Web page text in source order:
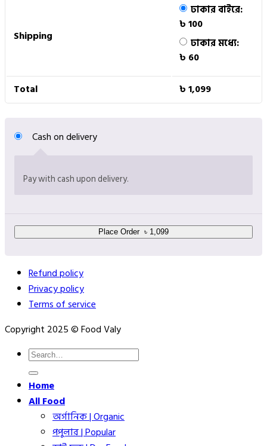
Shipping
ঢাকার বাইরে:
৳100
ঢাকার মধ্যে:
৳ 60
Total ৳1,099
Cash on delivery
Pay with cash upon delivery.
Place Order ৳ 1,099
Refund policy
Privacy policy
Terms of service
Copyright 2025 © Food Valy
Search
for:
Home
All Food
অর্গানিক | Organic
পপুলার | Popular